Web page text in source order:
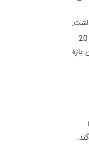
مهلت تجدیدنظرخواهی برای اشخاص مقیم ایران 20